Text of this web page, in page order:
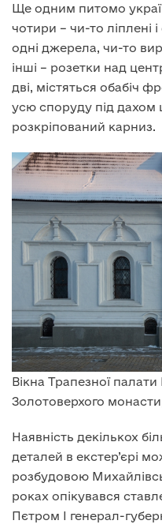
Ще одним питомо
чотири – чи-то ліплені
одні джерела, чи-то
інші – розетки над
дві, містяться обабіч
усю споруду під
розкріпований карниз.
Вікна Трапезної
Золотоверхого
Наявність декількох
деталей в екстер’єрі
розбудовою
роках опікувався
Пєтром I генерал-